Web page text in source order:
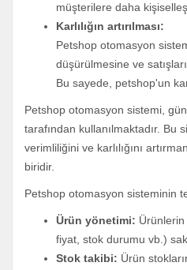
müşterilere daha
Karlılığın artırılması:
Petshop otomasyon
düşürülmesine ve
Bu sayede, petshop'un
Petshop otomasyon sistemi,
tarafından kullanılmaktadır. Bu
verimliliğini ve karlılığını
biridir.
Petshop otomasyon sisteminin
Ürün yönetimi:
fiyat, stok durumu vb.)
Stok takibi: Ürün